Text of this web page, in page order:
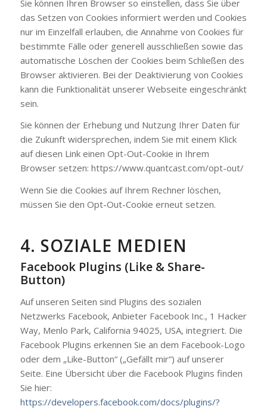
Sie können Ihren Browser so einstellen, dass Sie über
das Setzen von Cookies informiert werden und Cookies
nur im Einzelfall erlauben, die Annahme von Cookies für
bestimmte Fälle oder generell ausschließen sowie das
automatische Löschen der Cookies beim Schließen des
Browser aktivieren. Bei der Deaktivierung von Cookies
kann die Funktionalität unserer Webseite eingeschränkt
sein.
Sie können der Erhebung und Nutzung Ihrer Daten für
die Zukunft widersprechen, indem Sie mit einem Klick
auf diesen Link einen Opt-Out-Cookie in Ihrem
Browser setzen: https://www.quantcast.com/opt-out/
Wenn Sie die Cookies auf Ihrem Rechner löschen,
müssen Sie den Opt-Out-Cookie erneut setzen.
4. SOZIALE MEDIEN
Facebook Plugins (Like & Share-
Button)
Auf unseren Seiten sind Plugins des sozialen
Netzwerks Facebook, Anbieter Facebook Inc., 1 Hacker
Way, Menlo Park, California 94025, USA, integriert. Die
Facebook Plugins erkennen Sie an dem Facebook-Logo
oder dem „Like-Button“ („Gefällt mir“) auf unserer
Seite. Eine Übersicht über die Facebook Plugins finden
Sie hier:
https://developers.facebook.com/docs/plugins/?